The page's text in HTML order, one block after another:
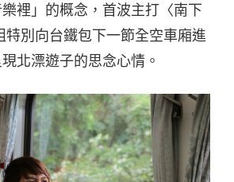
樂裡」的概念，首波主打〈南下
特別向台鐵包下一節全空車廂進
北漂遊子的思念心情。